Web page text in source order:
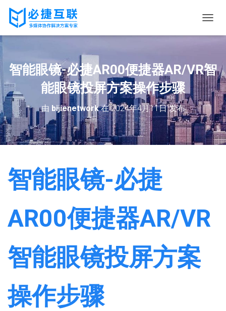
换
智能眼镜-必捷AR00便捷器AR/VR智
能眼镜投屏方案操作步骤
由 bijienetwork在2024年4月11日发布
智能眼镜-必捷
AR00便捷器AR/VR
智能眼镜投屏方案
操作步骤